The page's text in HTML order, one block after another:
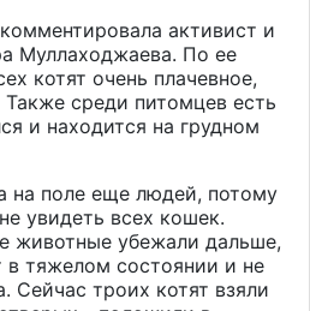
активист и
Муллаходжаева. По ее
котят очень плачевное,
среди питомцев есть
и находится на грудном
на поле еще людей, потому
увидеть всех кошек.
животные убежали дальше,
тяжелом состоянии и не
Сейчас троих котят взяли